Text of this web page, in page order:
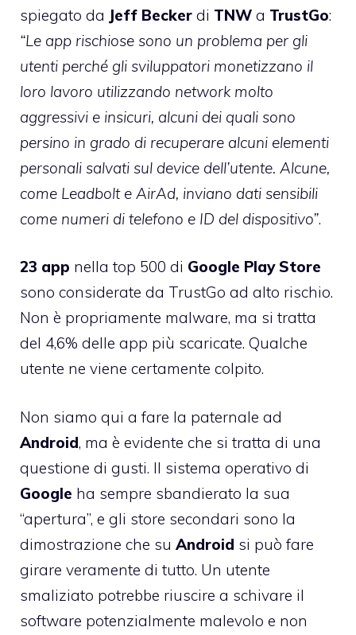
spiegato da Jeff Becker di TNW a TrustGo:
“Le app rischiose sono un problema per gli
utenti perché gli sviluppatori monetizzano il
loro lavoro utilizzando network molto
aggressivi e insicuri, alcuni dei quali sono
persino in grado di recuperare alcuni elementi
personali salvati sul device dell’utente. Alcune,
come Leadbolt e AirAd, inviano dati sensibili
come numeri di telefono e ID del dispositivo”.
23 app nella top 500 di Google Play Store
sono considerate da TrustGo ad alto rischio.
Non è propriamente malware, ma si tratta
del 4,6% delle app più scaricate. Qualche
utente ne viene certamente colpito.
Non siamo qui a fare la paternale ad
Android, ma è evidente che si tratta di una
questione di gusti. Il sistema operativo di
Google ha sempre sbandierato la sua
“apertura”, e gli store secondari sono la
dimostrazione che su Android si può fare
girare veramente di tutto. Un utente
smaliziato potrebbe riuscire a schivare il
software potenzialmente malevolo e non